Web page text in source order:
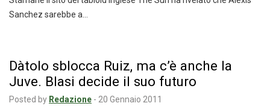
Sanchez sarebbe a…
Dàtolo sblocca Ruiz, ma c’è anche la
Juve. Blasi decide il suo futuro
Posted by Redazione - 20 Gennaio 2011